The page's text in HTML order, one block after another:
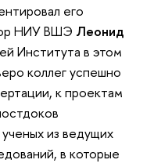
его
НИУ ВШЭ Леонид
Института в этом
коллег успешно
к проектам
из ведущих
в которые